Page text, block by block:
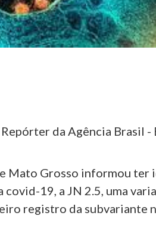
da Agência Brasil -
Mato Grosso informou ter
covid-19, a JN 2.5, uma
registro da subvariante